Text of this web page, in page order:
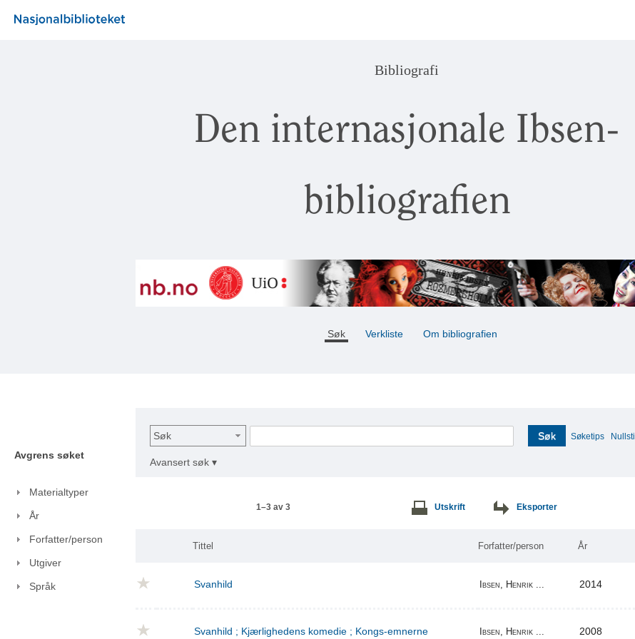
Bibliografi
Den internasjonale Ibsen-
bibliografien
Søk Verkliste Om bibliografien
Avgrens søket
Materialtyper
År
Forfatter/person
Utgiver
Språk
Søk Søk Søketips Nullstill
Avansert søk ▾
1–3 av 3 Utskrift Eksporter
Tittel Forfatter/person År
Svanhild Ibsen, Henrik ... 2014
Svanhild ; Kjærlighedens komedie ; Kongs-emnerne Ibsen, Henrik ... 2008